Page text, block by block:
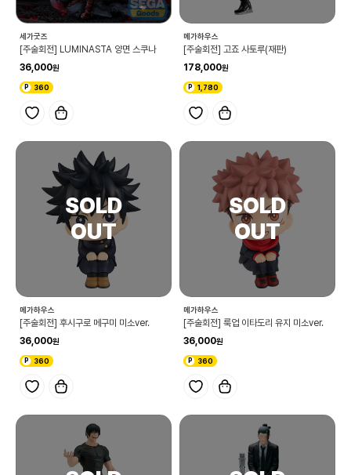
세가굿즈
[주술회전] LUMINASTA 양면 스쿠나
36,000
360
메가하우스
[주술회전] 고죠 사토루(재판)
178,000
1,780
메가하우스
[주술회전] 후시구로 메구미 미소ver.
36,000
360
메가하우스
[주술회전] 룩업 이타도리 유지 미소ver.
36,000
360